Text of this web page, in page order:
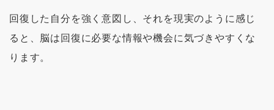
回復した自分を強く意図し、それを現実のように感じ
ると、脳は回復に必要な情報や機会に気づきやすくな
ります。